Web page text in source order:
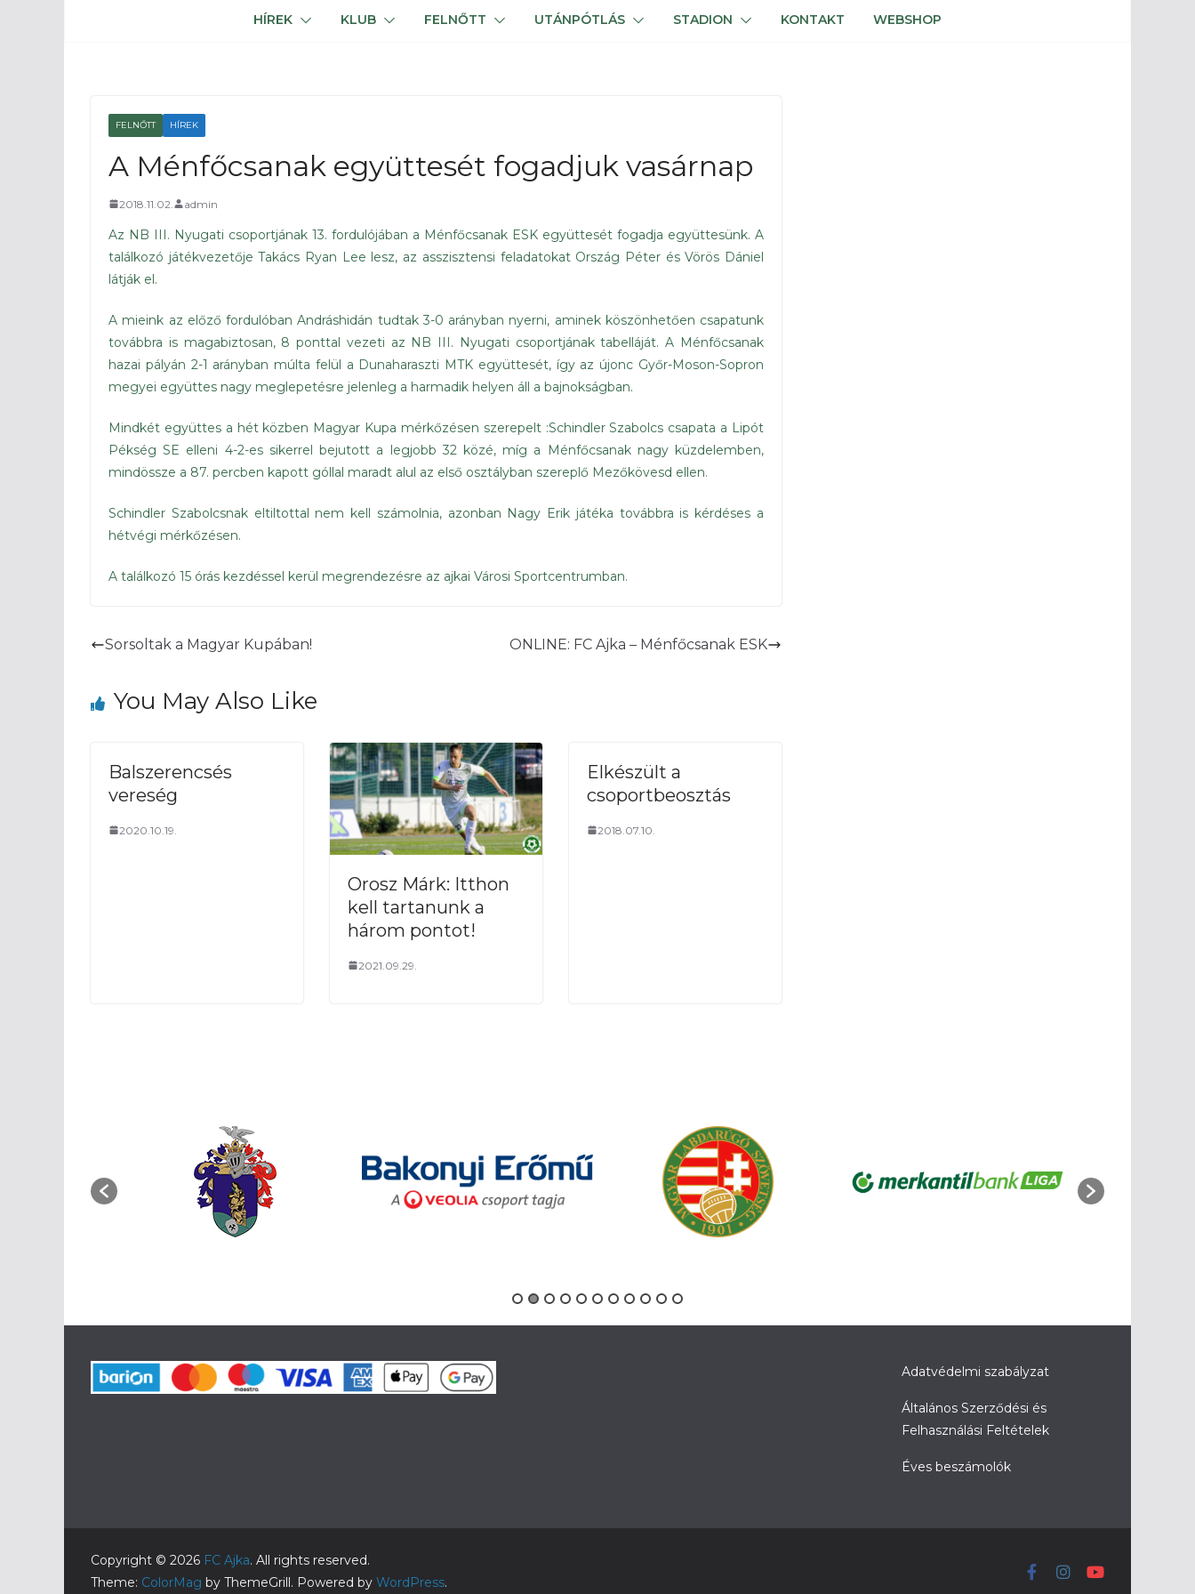
HÍREK KLUB FELNŐTT UTÁNPÓTLÁS STADION KONTAKT WEBSHOP
FELNŐTT HÍREK
A Ménfőcsanak együttesét fogadjuk vasárnap
2018.11.02. admin
Az NB III. Nyugati csoportjának 13. fordulójában a Ménfőcsanak ESK együttesét fogadja együttesünk. A
találkozó játékvezetője Takács Ryan Lee lesz, az asszisztensi feladatokat Ország Péter és Vörös Dániel
látják el.
A mieink az előző fordulóban Andráshidán tudtak 3-0 arányban nyerni, aminek köszönhetően csapatunk
továbbra is magabiztosan, 8 ponttal vezeti az NB III. Nyugati csoportjának tabelláját. A Ménfőcsanak
hazai pályán 2-1 arányban múlta felül a Dunaharaszti MTK együttesét, így az újonc Győr-Moson-Sopron
megyei együttes nagy meglepetésre jelenleg a harmadik helyen áll a bajnokságban.
Mindkét együttes a hét közben Magyar Kupa mérkőzésen szerepelt :Schindler Szabolcs csapata a Lipót
Pékség SE elleni 4-2-es sikerrel bejutott a legjobb 32 közé, míg a Ménfőcsanak nagy küzdelemben,
mindössze a 87. percben kapott góllal maradt alul az első osztályban szereplő Mezőkövesd ellen.
Schindler Szabolcsnak eltiltottal nem kell számolnia, azonban Nagy Erik játéka továbbra is kérdéses a
hétvégi mérkőzésen.
A találkozó 15 órás kezdéssel kerül megrendezésre az ajkai Városi Sportcentrumban.
Sorsoltak a Magyar Kupában! ONLINE: FC Ajka – Ménfőcsanak ESK
You May Also Like
Balszerencsés
vereség
2020.10.19.
Orosz Márk: Itthon
kell tartanunk a
három pontot!
2021.09.29.
Elkészült a
csoportbeosztás
2018.07.10.
Adatvédelmi szabályzat
Általános Szerződési és
Felhasználási Feltételek
Éves beszámolók
Copyright © 2026 FC Ajka. All rights reserved.
Theme: ColorMag by ThemeGrill. Powered by WordPress.